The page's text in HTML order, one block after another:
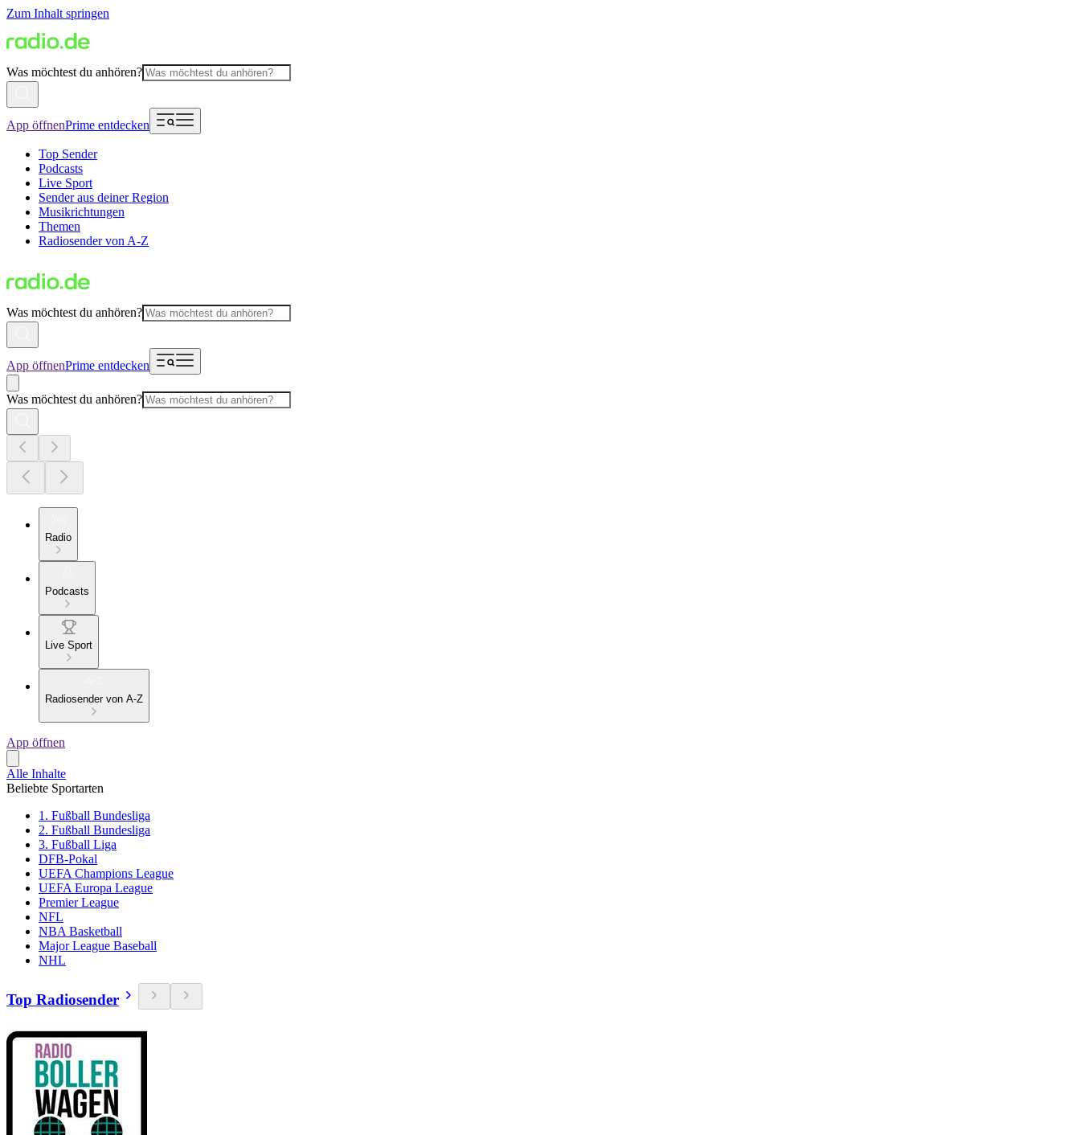
Zum Inhalt springen
Was möchtest du anhören?
App öffnenPrime entdecken
Top Sender
Podcasts
Live Sport
Sender aus deiner Region
Musikrichtungen
Themen
Radiosender von A-Z
Was möchtest du anhören?
App öffnenPrime entdecken
Was möchtest du anhören?
Radio
Podcasts
Live Sport
Radiosender von A-Z
App öffnen
Alle Inhalte
Beliebte Sportarten
1. Fußball Bundesliga
2. Fußball Bundesliga
3. Fußball Liga
DFB-Pokal
UEFA Champions League
UEFA Europa League
Premier League
NFL
NBA Basketball
Major League Baseball
NHL
Top Radiosender